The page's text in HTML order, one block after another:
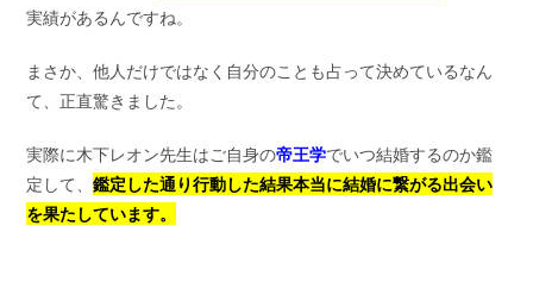
実績があるんですね。
まさか、他人だけではなく自分のことも占って決めているなん
て、正直驚きました。
実際に木下レオン先生はご自身の帝王学でいつ結婚するのか鑑
定して、鑑定した通り行動した結果本当に結婚に繋がる出会い
を果たしています。